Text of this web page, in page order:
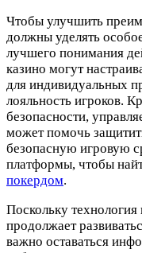
Чтобы улучшить
должны уделять
лучшего понимания
казино могут
для индивидуальных
лояльность игроков.
безопасности,
может помочь
безопасную игровую
платформы, чтобы
покердом.
Поскольку технология
продолжает
важно оставаться